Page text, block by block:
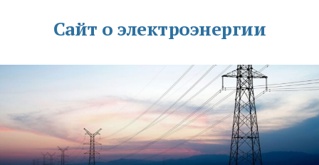
Сайт о электроэнергии